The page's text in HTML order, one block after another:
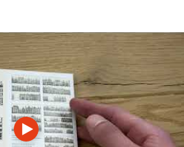
Video